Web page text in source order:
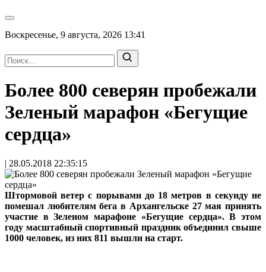
Воскресенье, 9 августа, 2026 13:41
Более 800 северян пробежали
Зеленый марафон «Бегущие
сердца»
| 28.05.2018 22:35:15
Штормовой ветер с порывами до 18 метров в секунду не
помешал любителям бега в Архангельске 27 мая принять
участие в Зеленом марафоне «Бегущие сердца». В этом
году масштабный спортивный праздник объединил свыше
1000 человек, из них 811 вышли на старт.